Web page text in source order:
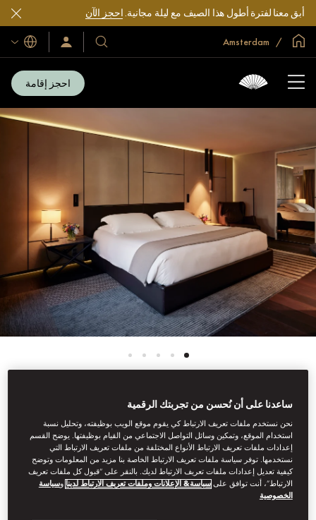
أبق معنا لفترة أطول هذا الصيف مع ليلة مجانية.احجز الآن
الصفحة الرئيسية العالمية
فنادقنا
ومنتجعاتنا
سجّل
الدخول/
اللغات
احجز إقامة
PREMIER DELUXE
Luxurious living blends with natural tones and refined
ساعدنا على أن نُحسن من تجربتك الرقمية
نحن نستخدم ملفات تعريف الارتباط كي يقوم موقع الويب بوظيفته، وتحليل نسبة
استخدام الموقع، وتمكين وسائل التواصل الاجتماعي من القيام بوظيفتها. يوضح القسم
إعدادات ملفات تعريف الارتباط الأنواع المختلفة من ملفات تعريف الارتباط التي
نستخدمها. توفر سياسة ملفات تعريف الارتباط الخاصة بنا مزيد من المعلومات وتوضح
كيفية تعديل إعدادات ملفات تعريف الارتباط لديك. بالنقر على “قبول كل ملفات تعريف
الارتباط”، أنت توافق علىسياسة& الإعلانات وملفات تعريف الارتباط لدينا وسياسة
الخصوصية